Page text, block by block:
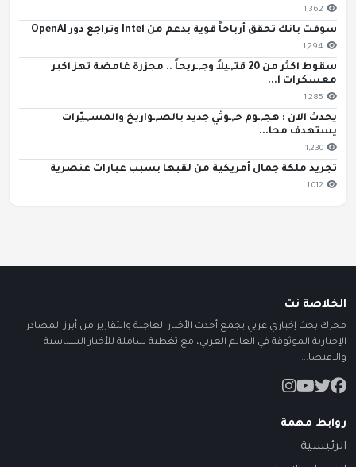
1,362
سوفت بانك تحقق أرباحاً قوية بدعم من Intel وتراجع دور OpenAI
1,294
سقوط اكثر من 20 قتـ,ـيلاً وجـ,ـريحاً .. مجزرة غامضة تهز اكبر
معسكرات ا...
1,285
يحدث الان : هجـ,ـوم حـ,ـوثي جديد بالصـ,ـواريخ والمسـ,ـيّرات
يستهدف محا...
1,230
تجريد ملكة جمال أمريكية من لقبها بسبب عبارات عنصرية
1,012
الخلاصة نت
محرك بحث إخباري عربي يجمع أحدث الأخبار العاجلة والتقارير من أبرز المصادر
الإخبارية الموثوقة في العالم العربي، مع تغطية شاملة للأخبار السياسية
والاقتصا...
روابط مهمة
الرئيسية